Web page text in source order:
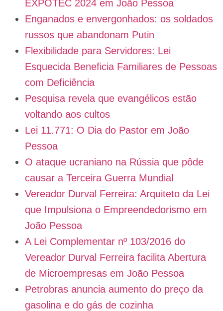
EXPOTEC 2024 em João Pessoa
Enganados e envergonhados: os soldados
russos que abandonam Putin
Flexibilidade para Servidores: Lei
Esquecida Beneficia Familiares de Pessoas
com Deficiência
Pesquisa revela que evangélicos estão
voltando aos cultos
Lei 11.771: O Dia do Pastor em João
Pessoa
O ataque ucraniano na Rússia que pôde
causar a Terceira Guerra Mundial
Vereador Durval Ferreira: Arquiteto da Lei
que Impulsiona o Empreendedorismo em
João Pessoa
A Lei Complementar nº 103/2016 do
Vereador Durval Ferreira facilita Abertura
de Microempresas em João Pessoa
Petrobras anuncia aumento do preço da
gasolina e do gás de cozinha